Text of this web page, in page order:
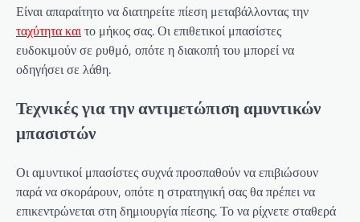
Είναι απαραίτητο να διατηρείτε πίεση μεταβάλλοντας την
ταχύτητα καιτο μήκος σας. Οι επιθετικοί μπασίστες
ευδοκιμούν σε ρυθμό, οπότε η διακοπή του μπορεί να
οδηγήσει σε λάθη.
Τεχνικές για την αντιμετώπιση αμυντικών
μπασιστών
Οι αμυντικοί μπασίστες συχνά προσπαθούν να επιβιώσουν
παρά να σκοράρουν, οπότε η στρατηγική σας θα πρέπει να
επικεντρώνεται στη δημιουργία πίεσης. Το να ρίχνετε σταθερά